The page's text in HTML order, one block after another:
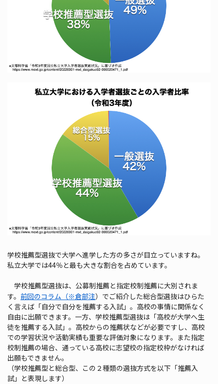
学校推薦型選抜で大学へ進学した方の多さが目立っていますね。
私立大学では44％と最も大きな割合を占めています。
学校推薦型選抜は、公募制推薦と指定校制推薦に大別されま
す。 前回のコラム（※倉部注）でご紹介した総合型選抜はひらた
く言えば「自分で自分を推薦する入試」。高校の事情に関係なく
自由に出願できます。一方、学校推薦型選抜は「高校が大学へ生
徒を推薦する入試」。高校からの推薦状などが必要ですし、高校
での学習状況や活動実績も重要な評価対象になります。また指定
校制推薦の場合、通っている高校に志望校の指定校枠がなければ
出願もできません。
（学校推薦型と総合型、この２種類の選抜方式を以下「推薦入
試」と表現します）